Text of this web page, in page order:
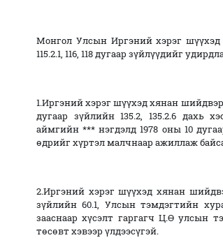
Монгол Улсын Иргэний хэрэг
115.2.1, 116, 118 дугаар зүйлүүдийг
1.Иргэний хэрэг шүүхэд хянан
дугаар зүйлийн 135.2, 135.2.6 дахь
аймгийн *** нэгдэлд 1978 оны 10
өдрийг хүртэл малчнаар ажиллаж
2.Иргэний хэрэг шүүхэд хянан
зүйлийн 60.1, Улсын тэмдэгтийн
зааснаар хүсэлт гаргагч Ц.Ө улсын
төсөвт хэвээр үлдээсүгэй.